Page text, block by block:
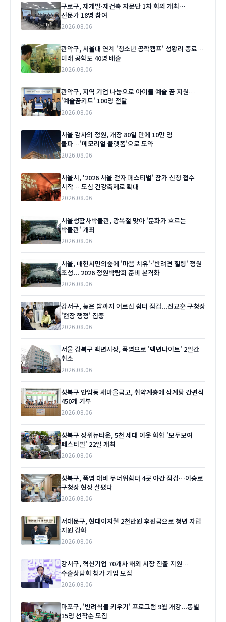
구로구, 재개발·재건축 자문단 1차 회의 개최…
전문가 18명 참여
2026.08.06
관악구, 서울대 연계 '청소년 공학캠프' 성황리 종료…
미래 공학도 40명 배출
2026.08.06
관악구, 지역 기업 나눔으로 아이들 예술 꿈 지원…
'예술꿈키트' 100명 전달
2026.08.06
서울 감사의 정원, 개장 80일 만에 10만 명
돌파…'메모리얼 플랫폼'으로 도약
2026.08.06
서울시, '2026 서울 걷자 페스티벌' 참가 신청 접수
시작… 도심 건강축제로 확대
2026.08.06
서울생활사박물관, 광복절 맞아 '문화가 흐르는
박물관' 개최
2026.08.06
서울, 매헌시민의숲에 '마음 치유'·'반려견 힐링' 정원
조성... 2026 정원박람회 준비 본격화
2026.08.06
강서구, 늦은 밤까지 어르신 쉼터 점검...진교훈 구청장
'현장 행정' 집중
2026.08.06
서울 강북구 백년시장, 폭염으로 '백년나이트' 2일간
취소
2026.08.06
성북구 안암동 새마을금고, 취약계층에 삼계탕 간편식
450개 기부
2026.08.06
성북구 장위뉴타운, 5천 세대 이웃 화합 '모두모여
페스티벌' 22일 개최
2026.08.06
성북구, 폭염 대비 무더위쉼터 4곳 야간 점검…이승로
구청장 현장 살폈다
2026.08.06
서대문구, 현대이지웰 2천만원 후원금으로 청년 자립
지원 강화
2026.08.06
강서구, 혁신기업 70개사 해외 시장 진출 지원…
수출상담회 참가 기업 모집
2026.08.06
마포구, '반려식물 키우기' 프로그램 9월 개강...동별
15명 선착순 모집